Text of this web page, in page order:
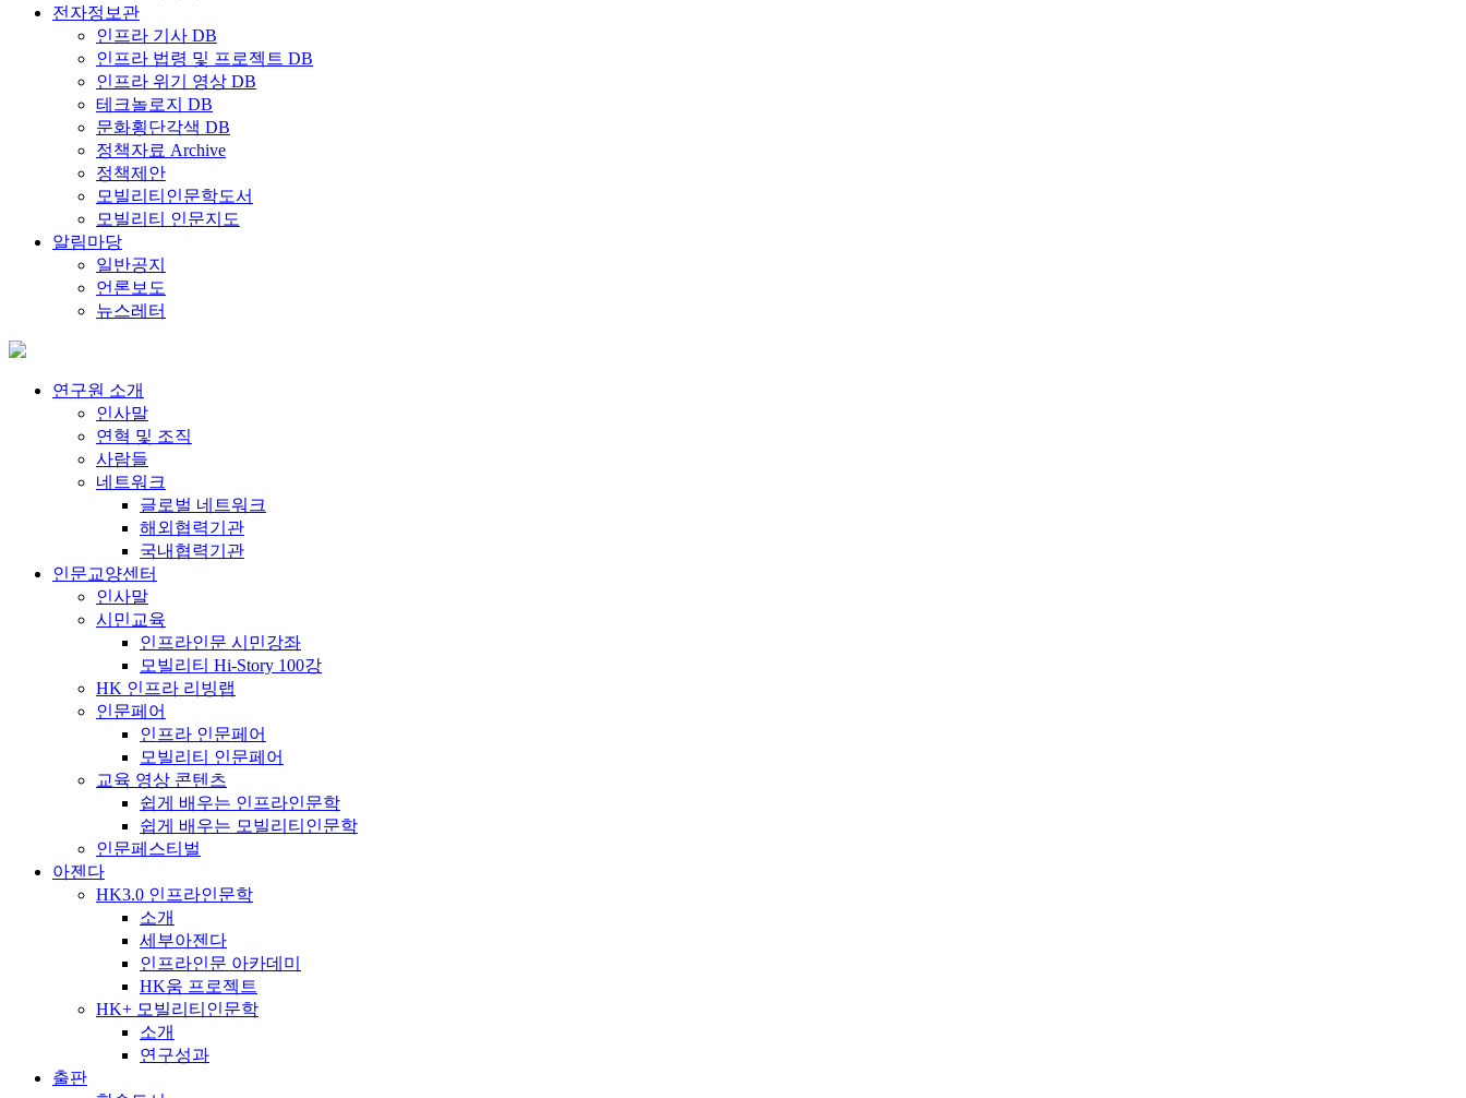
전자정보관
인프라 기사 DB
인프라 법령 및 프로젝트 DB
인프라 위기 영상 DB
테크놀로지 DB
문화횡단각색 DB
정책자료 Archive
정책제안
모빌리티인문학도서
모빌리티 인문지도
알림마당
일반공지
언론보도
뉴스레터
연구원 소개
인사말
연혁 및 조직
사람들
네트워크
글로벌 네트워크
해외협력기관
국내협력기관
인문교양센터
인사말
시민교육
인프라인문 시민강좌
모빌리티 Hi-Story 100강
HK 인프라 리빙랩
인문페어
인프라 인문페어
모빌리티 인문페어
교육 영상 콘텐츠
쉽게 배우는 인프라인문학
쉽게 배우는 모빌리티인문학
인문페스티벌
아젠다
HK3.0 인프라인문학
소개
세부아젠다
인프라인문 아카데미
HK움 프로젝트
HK+ 모빌리티인문학
소개
연구성과
출판